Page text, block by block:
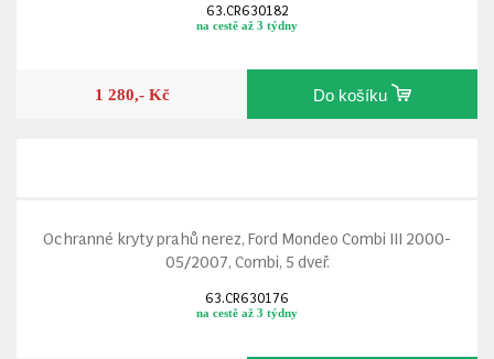
63.CR630182
na cestě až 3 týdny
1 280,- Kč Do košíku
Ochranné kryty prahů nerez, Ford Mondeo Combi III 2000-
05/2007, Combi, 5 dveř.
63.CR630176
na cestě až 3 týdny